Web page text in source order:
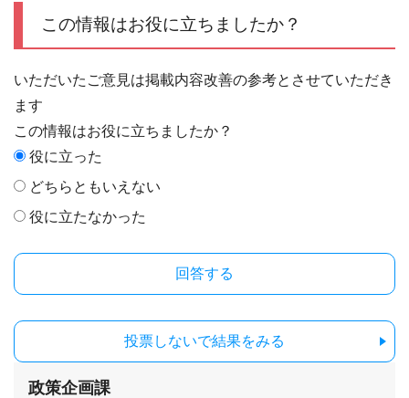
この情報はお役に立ちましたか？
いただいたご意見は掲載内容改善の参考とさせていただき
ます
この情報はお役に立ちましたか？
役に立った
どちらともいえない
役に立たなかった
投票しないで結果をみる
政策企画課